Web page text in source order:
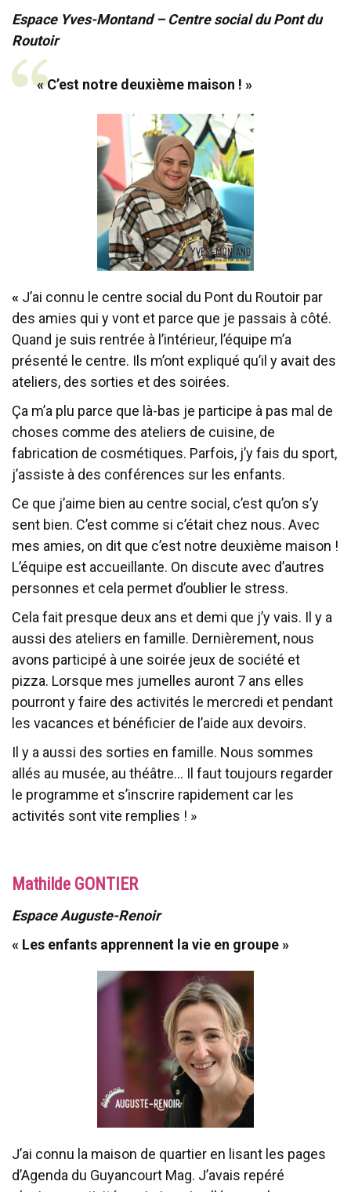
Espace Yves-Montand – Centre social du Pont du
Routoir
« C’est notre deuxième maison ! »
« J’ai connu le centre social du Pont du Routoir par
des amies qui y vont et parce que je passais à côté.
Quand je suis rentrée à l’intérieur, l’équipe m’a
présenté le centre. Ils m’ont expliqué qu’il y avait des
ateliers, des sorties et des soirées.
Ça m’a plu parce que là-bas je participe à pas mal de
choses comme des ateliers de cuisine, de
fabrication de cosmétiques. Parfois, j’y fais du sport,
j’assiste à des conférences sur les enfants.
Ce que j’aime bien au centre social, c’est qu’on s’y
sent bien. C’est comme si c’était chez nous. Avec
mes amies, on dit que c’est notre deuxième maison !
L’équipe est accueillante. On discute avec d’autres
personnes et cela permet d’oublier le stress.
Cela fait presque deux ans et demi que j’y vais. Il y a
aussi des ateliers en famille. Dernièrement, nous
avons participé à une soirée jeux de société et
pizza. Lorsque mes jumelles auront 7 ans elles
pourront y faire des activités le mercredi et pendant
les vacances et bénéficier de l’aide aux devoirs.
Il y a aussi des sorties en famille. Nous sommes
allés au musée, au théâtre… Il faut toujours regarder
le programme et s’inscrire rapidement car les
activités sont vite remplies ! »
Mathilde GONTIER
Espace Auguste-Renoir
« Les enfants apprennent la vie en groupe »
J’ai connu la maison de quartier en lisant les pages
d’Agenda du Guyancourt Mag. J’avais repéré